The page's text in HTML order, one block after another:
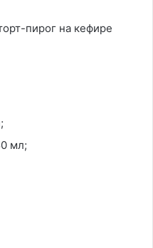
пирог на кефире
мл;